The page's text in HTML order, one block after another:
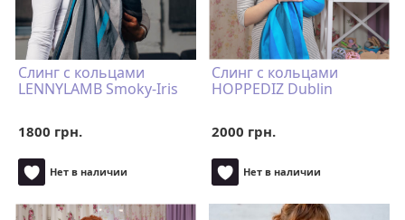
Слинг с кольцами
LENNYLAMB Smoky-Iris
1800 грн.
Нет в наличии
Слинг с кольцами
HOPPEDIZ Dublin
2000 грн.
Нет в наличии